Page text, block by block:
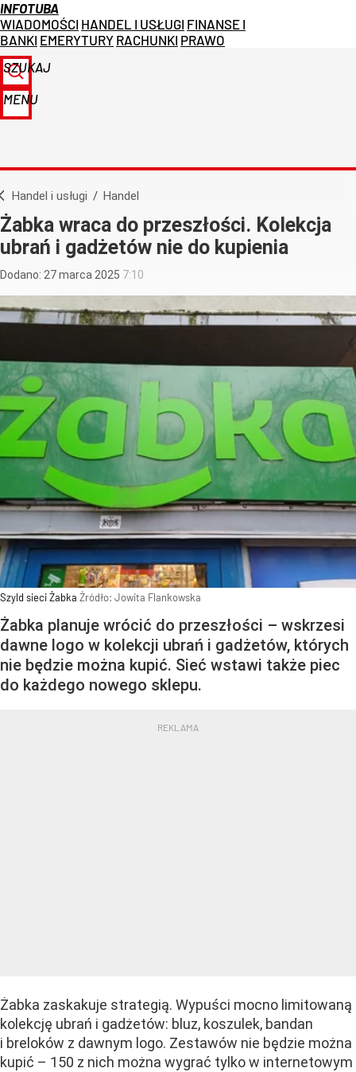
INFOTUBA
WIADOMOŚCI HANDEL I USŁUGI FINANSE I
BANKI EMERYTURY RACHUNKI PRAWO
SZUKAJ
MENU
Handel i usługi / Handel
Żabka wraca do przeszłości. Kolekcja
ubrań i gadżetów nie do kupienia
Dodano: 27marca 2025 7:10
Szyld sieci Żabka Źródło: Jowita Flankowska
Żabka planuje wrócić do przeszłości – wskrzesi
dawne logo w kolekcji ubrań i gadżetów, których
nie będzie można kupić. Sieć wstawi także piec
do każdego nowego sklepu.
Żabka zaskakuje strategią. Wypuści mocno limitowaną
kolekcję ubrań i gadżetów: bluz, koszulek, bandan
i breloków z dawnym logo. Zestawów nie będzie można
kupić – 150 z nich można wygrać tylko w internetowym